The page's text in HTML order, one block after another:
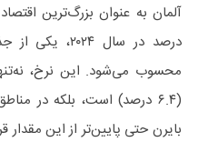
درصد در سال
محسوب می‌شود. این نرخ، نه‌تنها
(۶.۴ درصد) است، بلکه در
بایرن حتی پایین‌تر از این